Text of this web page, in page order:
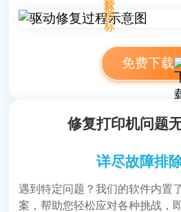
免费下载
修复打印机问题
详尽故障排
遇到特定问题？我们的软件内置
案，帮助您轻松应对各种挑战，
一键修复功能简直是救星，它
程，还让我能够迅速解决各种
代码诗人